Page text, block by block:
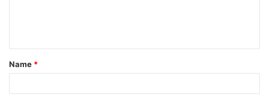
t
*
Name *